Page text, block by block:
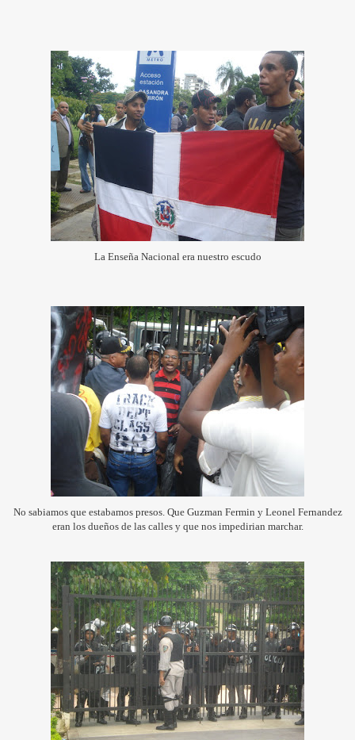
La Enseña Nacional era nuestro escudo
No sabiamos que estabamos presos. Que Guzman Fermin y Leonel Fernandez
eran los dueños de las calles y que nos impedirian marchar.